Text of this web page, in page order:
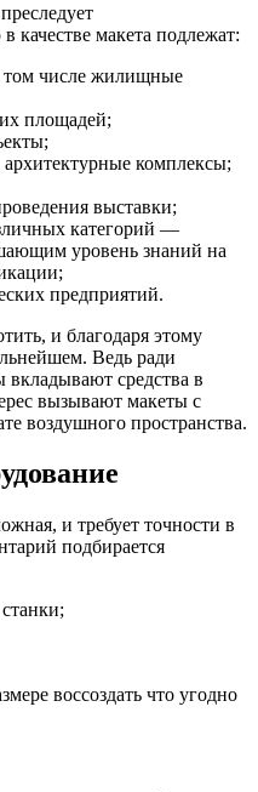
качестве макета подлежат:
том числе жилищные
площадей;
комплексы;
выставки;
категорий —
уровень знаний на
предприятий.
и благодаря этому
Ведь ради
вкладывают средства в
вызывают макеты с
воздушного пространства.
и требует точности в
подбирается
воссоздать что угодно